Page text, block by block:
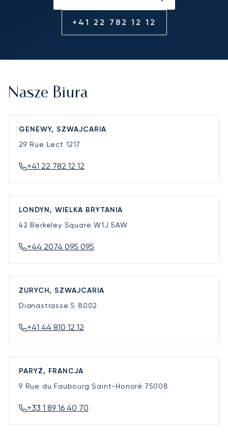
+41 22 782 12 12
Nasze Biura
GENEWY, SZWAJCARIA
29 Rue Lect 1217
+41 22 782 12 12
LONDYN, WIELKA BRYTANIA
42 Berkeley SquareW1J 5AW
+44 2074 095 095
ZURYCH, SZWAJCARIA
Dianastrasse 5 8002
+41 44 810 12 12
PARYŻ, FRANCJA
9 Rue du Faubourg Saint-Honoré 75008
+33 1 89 16 40 70